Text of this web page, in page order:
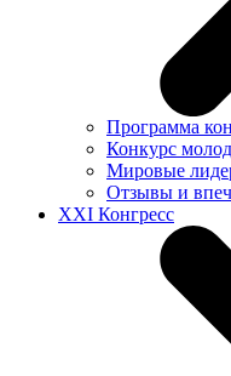
Программа
Конкурс
Мировые
Отзывы и
XXI Конгресс